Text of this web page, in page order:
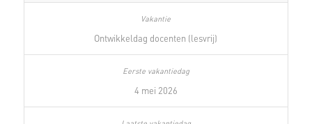
Ontwikkeldag docenten (lesvrij)
4 mei 2026